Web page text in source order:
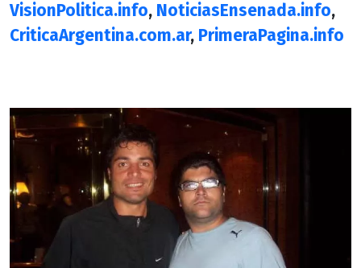
VisionPolitica.info, NoticiasEnsenada.info,
CriticaArgentina.com.ar, PrimeraPagina.info